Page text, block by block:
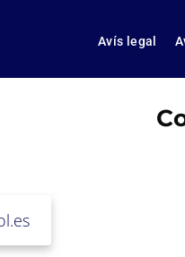
Avís legal